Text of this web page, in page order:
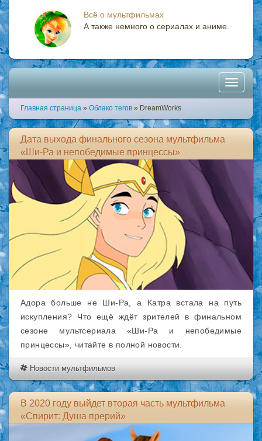
Всё о мультфильмах
А также немного о сериалах и аниме.
Toggle
Главная страница » Облако тегов » DreamWorks
Дата выхода финального сезона мультфильма
«Ши-Ра и непобедимые принцессы»
Адора больше не Ши-Ра, а Катра встала на путь
искупления? Что ещё ждёт зрителей в финальном
сезоне мультсериала «Ши-Ра и непобедимые
принцессы», читайте в полной новости.
Новости мультфильмов
В 2020 году выйдет вторая часть мультфильма
«Спирит: Душа прерий»